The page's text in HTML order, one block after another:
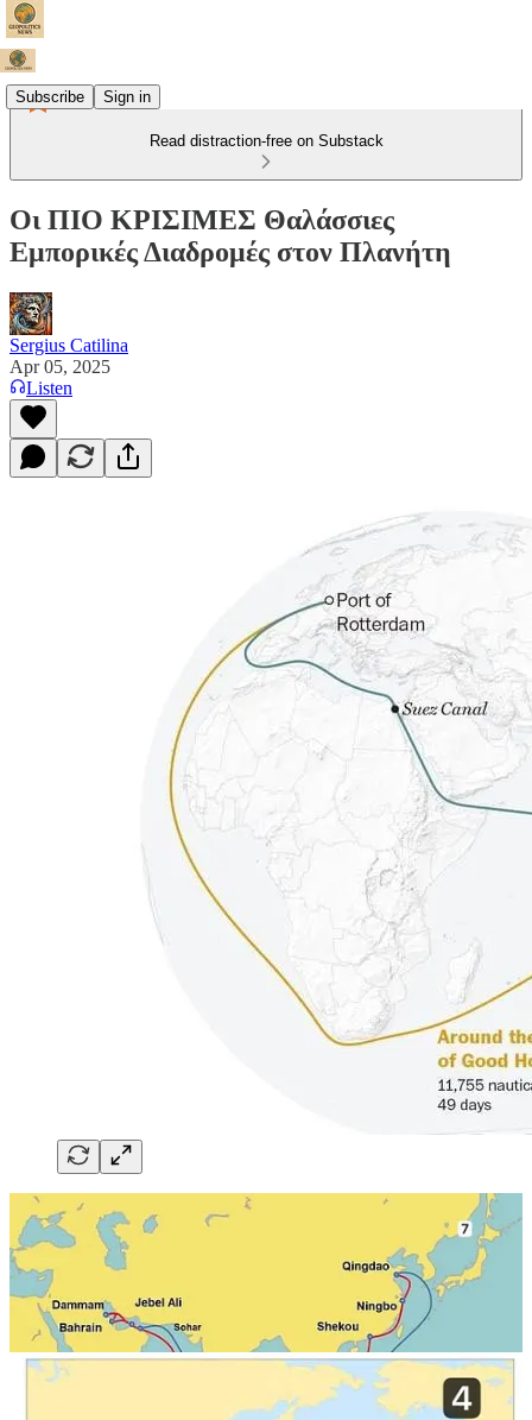
Subscribe Sign in
Read distraction-free on Substack
Οι ΠΙΟ ΚΡΙΣΙΜΕΣ Θαλάσσιες
Εμπορικές Διαδρομές στον Πλανήτη
Sergius Catilina
Apr 05, 2025
Listen